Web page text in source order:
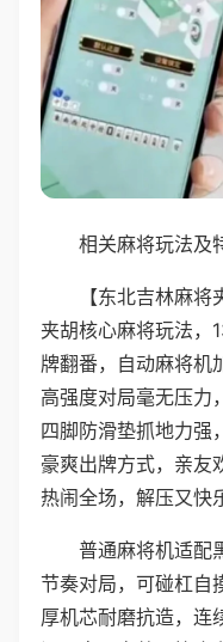
相关麻将玩法及
【东北吉林麻
夹胡核心麻将玩法，
牌翻番，自动麻将机
高强度对局毫无压力
四脚防滑垫抓地力强
豪爽出牌方式，亲友
热闹全场，解压又快
普通麻将机适配
节奏对局，可碰杠自
厚机芯耐磨抗造，连